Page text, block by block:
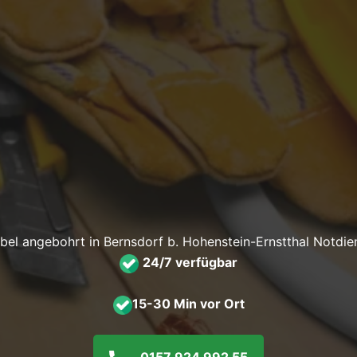
angebohrt in Bernsdorf b. Hohenstein-Ernstthal
24/7 verfügbar
15-30 Min vor Ort